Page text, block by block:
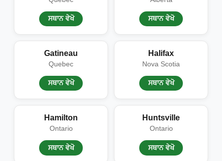
ਸਥਾਨ ਵੇਖੋ ਸਥਾਨ ਵੇਖੋ
Gatineau
Quebec
ਸਥਾਨ ਵੇਖੋ
Halifax
Nova Scotia
ਸਥਾਨ ਵੇਖੋ
Hamilton
Ontario
ਸਥਾਨ ਵੇਖੋ
Huntsville
Ontario
ਸਥਾਨ ਵੇਖੋ